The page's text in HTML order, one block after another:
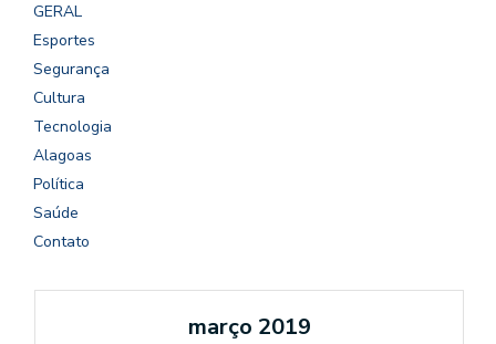
GERAL
Esportes
Segurança
Cultura
Tecnologia
Alagoas
Política
Saúde
Contato
março 2019